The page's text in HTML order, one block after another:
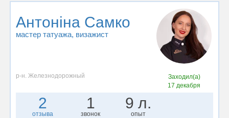
Антоніна Самко
мастер татуажа, визажист
р-н. Железнодорожный
Заходил(а)
17 декабря
2
отзыва
1
звонок
9 л.
опыт